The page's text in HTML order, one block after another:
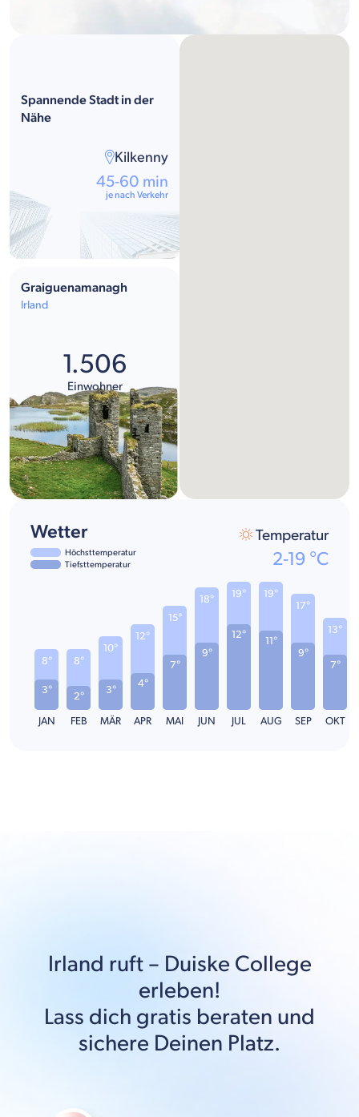
Spannende Stadt in der
Nähe
Kilkenny
45-60 min
je nach Verkehr
Graiguenamanagh
Irland
1.506
Einwohner
Wetter
Höchsttemperatur
Tiefsttemperatur
Temperatur
2-19 °C
3°
8°
JAN
2°
8°
FEB
3°
10°
MÄR
4°
12°
APR
7°
15°
MAI
9°
18°
JUN
12°
19°
JUL
11°
19°
AUG
9°
17°
SEP
7°
13°
OKT
Irland ruft – Duiske College
erleben!
Lass dich gratis beraten und
sichere Deinen Platz.